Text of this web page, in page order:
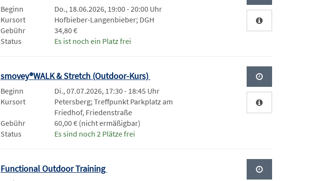
Beginn
Do., 18.06.2026, 19:00 - 20:00 Uhr
Kursort
Hofbieber-Langenbieber; DGH
Gebühr
34,80 €
Status
Es ist noch ein Platz frei
smovey®WALK & Stretch (Outdoor-Kurs)
Beginn
Di., 07.07.2026, 17:30 - 18:45 Uhr
Kursort
Petersberg; Treffpunkt Parkplatz am
Friedhof, Friedenstraße
Gebühr
60,00 € (nicht ermäßigbar)
Status
Es sind noch 2 Plätze frei
Functional Outdoor Training